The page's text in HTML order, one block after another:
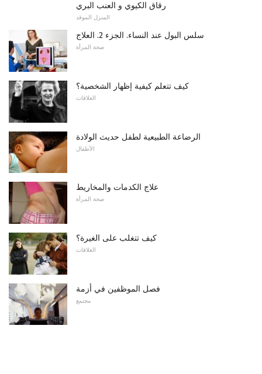
رقاق الكيوي و العنب البري
المنزل الموقد
سلس البول عند النساء. الجزء 2. العلاج
صحة المرأة
كيف تتعلم كيفية إظهار الشخصية؟
العلاقات
الرضاعة الطبيعية لطفل حديث الولادة
الأطفال
علاج الكدمات والمخاريط
صحة المرأة
كيف تتغلب على الغيرة؟
العلاقات
فصل الموظفين في أزمة
مجتمع